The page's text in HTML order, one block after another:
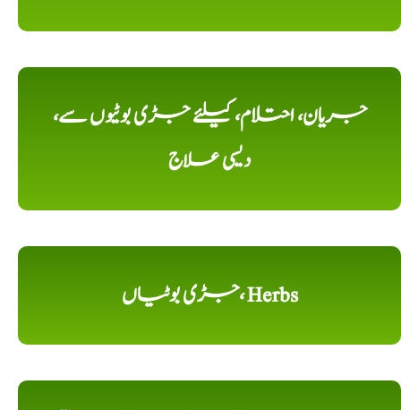
جریان، احتلام، کیلئے جڑی بوٹیوں سے،
دیسی علاج
جڑی بوٹیاں، Herbs